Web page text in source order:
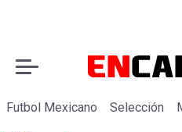
Futbol Mexicano Selección